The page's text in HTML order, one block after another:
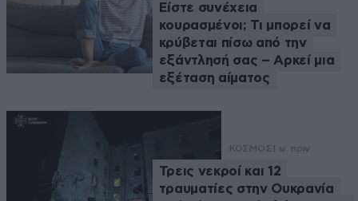
Είστε συνέχεια
κουρασμένοι; Τι μπορεί να
κρύβεται πίσω από την
εξάντλησή σας – Αρκεί μια
εξέταση αίματος
ΚΟΣΜΟΣ 1 ω. πριν
Τρεις νεκροί και 12
τραυματίες στην Ουκρανία